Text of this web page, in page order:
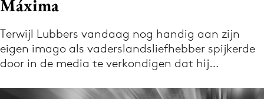
Volg het laatste nieuws via de Adformatie
Nieuws app
Máxima
Terwijl Lubbers vandaag nog handig aan zijn
eigen imago als vaderslandsliefhebber spijkerde
door in de media te verkondigen dat hij…